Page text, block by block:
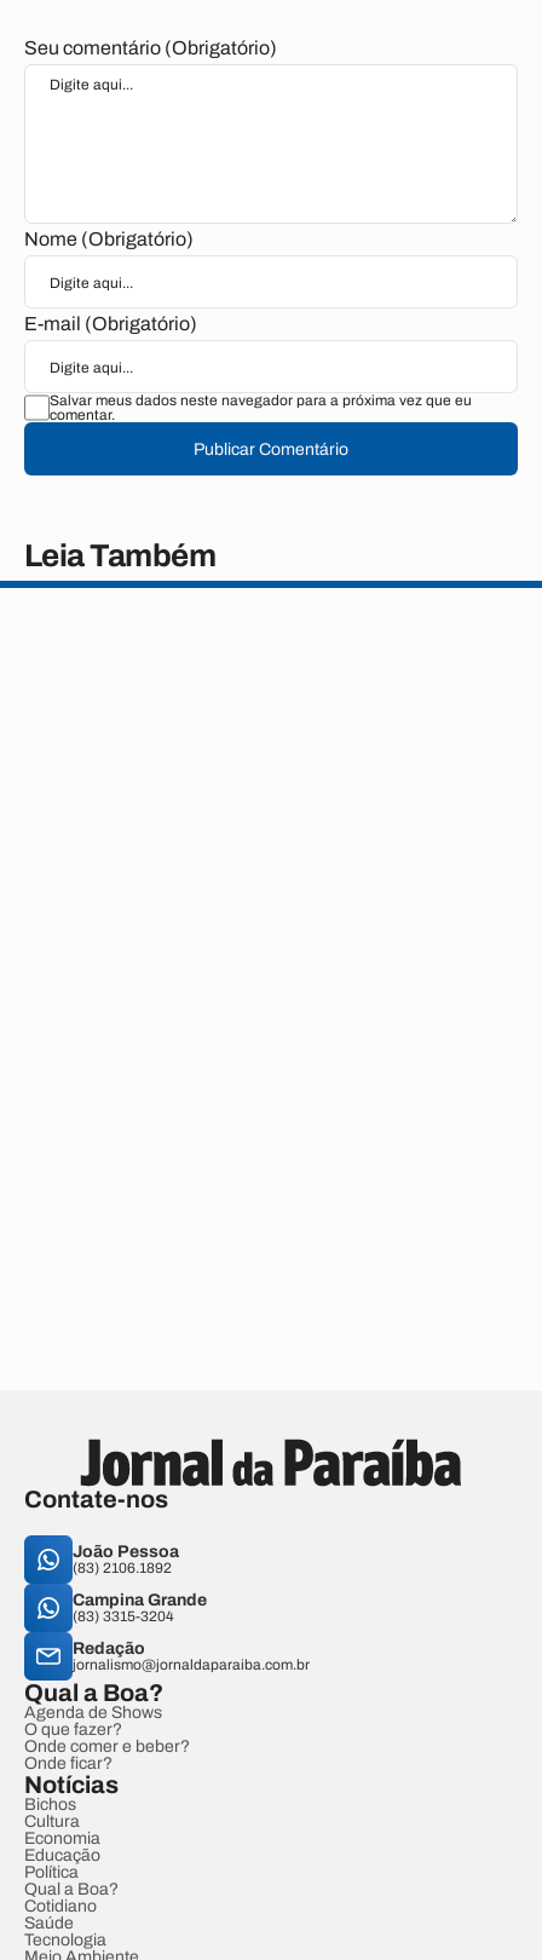
Seu comentário (Obrigatório)
Nome (Obrigatório)
E-mail (Obrigatório)
Salvar meus dados neste navegador para a próxima vez que eu
comentar.
Publicar Comentário
Leia Também
Contate-nos
João Pessoa
(83) 2106.1892
Campina Grande
(83) 3315-3204
Redação
jornalismo@jornaldaparaiba.com.br
Qual a Boa?
Agenda de Shows
O que fazer?
Onde comer e beber?
Onde ficar?
Notícias
Bichos
Cultura
Economia
Educação
Política
Qual a Boa?
Cotidiano
Saúde
Tecnologia